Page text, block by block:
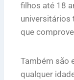
filhos até 18
universitários
que
Também são
qualquer